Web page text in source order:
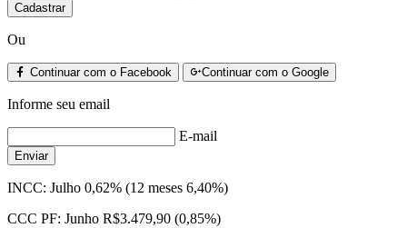
Cadastrar
Ou
Continuar com o Facebook Continuar com o Google
Informe seu email
E-mail
Enviar
INCC: Julho 0,62% (12 meses 6,40%)
CCC PF: Junho R$3.479,90 (0,85%)